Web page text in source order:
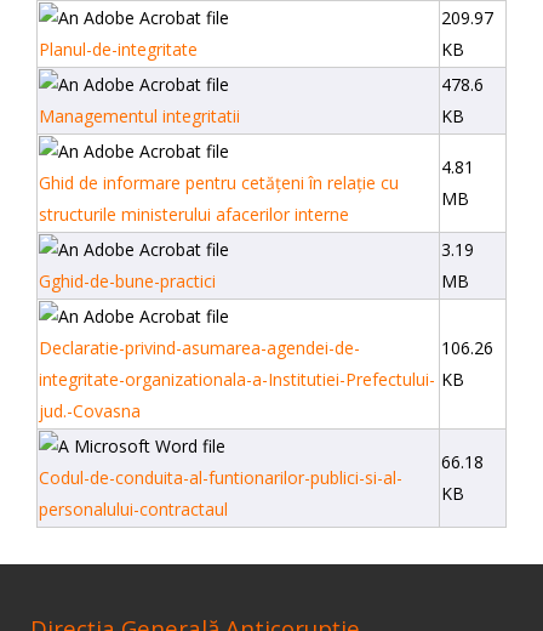
Planul-de-integritate
209.97
KB
Managementul integritatii
478.6
KB
Ghid de informare pentru cetățeni în relație cu
structurile ministerului afacerilor interne
4.81
MB
Gghid-de-bune-practici
3.19
MB
Declaratie-privind-asumarea-agendei-de-
integritate-organizationala-a-Institutiei-Prefectului-
jud.-Covasna
106.26
KB
Codul-de-conduita-al-funtionarilor-publici-si-al-
personalului-contractaul
66.18
KB